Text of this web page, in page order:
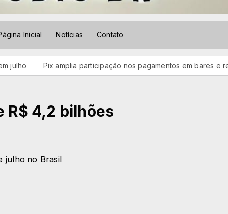
Inicial Notícias Contato
Pix amplia participação nos pagamentos em bares e restaurantes
R$ 4,2 bilhões
julho no Brasil